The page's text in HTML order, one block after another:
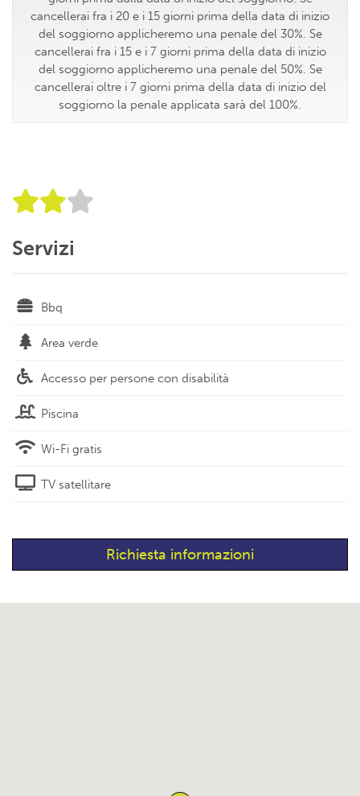
cancellerai fra i 20 e i 15 giorni prima della data di inizio
del soggiorno applicheremo una penale del 30%. Se
cancellerai fra i 15 e i 7 giorni prima della data di inizio
del soggiorno applicheremo una penale del 50%. Se
cancellerai oltre i 7 giorni prima della data di inizio del
soggiorno la penale applicata sarà del 100%.
Servizi
Bbq
Area verde
Accesso per persone con disabilità
Piscina
Wi-Fi gratis
TV satellitare
Richiesta informazioni